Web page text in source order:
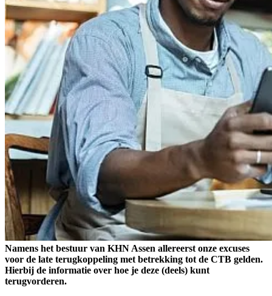
Namens het bestuur van KHN Assen allereerst onze excuses
voor de late terugkoppeling met betrekking tot de CTB gelden.
Hierbij de informatie over hoe je deze (deels) kunt
terugvorderen.